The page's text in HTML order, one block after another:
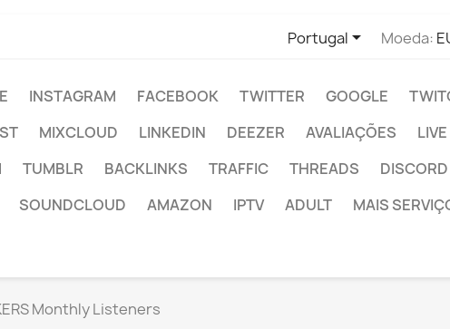
Portugal Moeda:
INSTAGRAM FACEBOOK TWITTER GOOGLE
MIXCLOUD LINKEDIN DEEZER AVALIAÇÕES
TUMBLR BACKLINKS TRAFFIC THREADS DISCORD
SOUNDCLOUD AMAZON IPTV ADULT MAIS
Monthly Listeners